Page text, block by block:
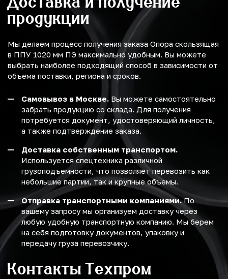
продукции
Мы делаем процесс получения заказа Опора скользящая
в ППУ 1020 мм ПЭ максимально удобным. Вы можете
выбрать наиболее подходящий способ в зависимости от
объёма поставки, региона и сроков.
Самовывоз в Москве. Вы можете самостоятельно
забрать продукцию со склада. Для получения
потребуется документ, удостоверяющий личность,
а также подтверждение заказа.
Доставка собственным транспортом.
Используется спецтехника различной
грузоподъемности, что позволяет перевозить как
небольшие партии, так и крупные объемы.
Отправка транспортными компаниями.По
вашему запросу мы организуем доставку через
любую удобную транспортную компанию. Мы берем
на себя подготовку документов, упаковку и
передачу груза перевозчику.
Контакты Техпром